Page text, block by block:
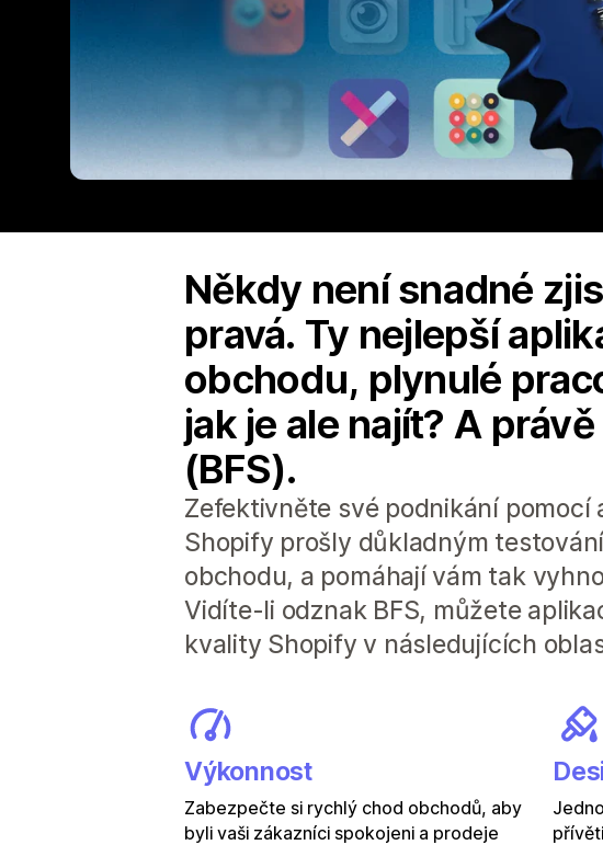
Někdy není snadné
pravá. Ty nejlepší
obchodu, plynulé
jak je ale najít? A
(BFS).
Zefektivněte své podnikání
Shopify prošly důkladným
obchodu, a pomáhají vám tak
Vidíte-li odznak BFS, můžete
kvality Shopify v následujících
Výkonnost
Zabezpečte si rychlý chod obchodů, aby
byli vaši zákazníci spokojeni a prodeje